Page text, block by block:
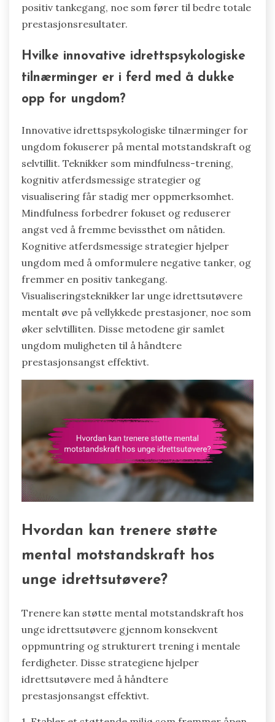
positiv tankegang, noe som fører til bedre totale
prestasjonsresultater.
Hvilke innovative idrettspsykologiske
tilnærminger er i ferd med å dukke
opp for ungdom?
Innovative idrettspsykologiske tilnærminger for
ungdom fokuserer på mental motstandskraft og
selvtillit. Teknikker som mindfulness-trening,
kognitiv atferdsmessige strategier og
visualisering får stadig mer oppmerksomhet.
Mindfulness forbedrer fokuset og reduserer
angst ved å fremme bevissthet om nåtiden.
Kognitive atferdsmessige strategier hjelper
ungdom med å omformulere negative tanker, og
fremmer en positiv tankegang.
Visualiseringsteknikker lar unge idrettsutøvere
mentalt øve på vellykkede prestasjoner, noe som
øker selvtilliten. Disse metodene gir samlet
ungdom muligheten til å håndtere
prestasjonsangst effektivt.
Hvordan kan trenere støtte
mental motstandskraft hos
unge idrettsutøvere?
Trenere kan støtte mental motstandskraft hos
unge idrettsutøvere gjennom konsekvent
oppmuntring og strukturert trening i mentale
ferdigheter. Disse strategiene hjelper
idrettsutøvere med å håndtere
prestasjonsangst effektivt.